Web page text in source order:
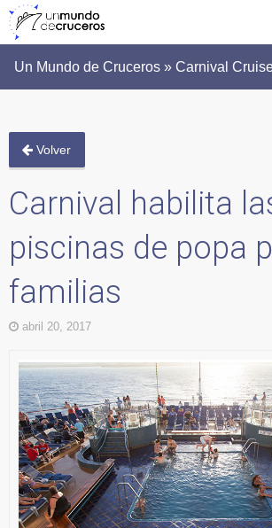
Un Mundo de Cruceros » Carnival
Volver
Carnival habilita
piscinas de popa
familias
abril 20, 2017